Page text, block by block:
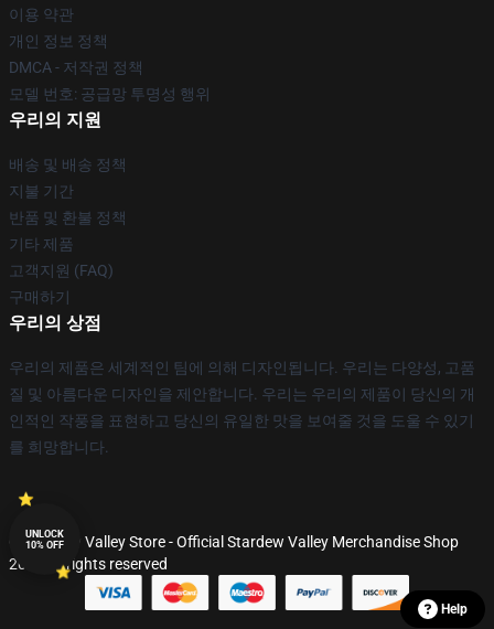
이용 약관
개인 정보 정책
DMCA - 저작권 정책
모델 번호: 공급망 투명성 행위
우리의 지원
배송 및 배송 정책
지불 기간
반품 및 환불 정책
기타 제품
고객지원 (FAQ)
구매하기
우리의 상점
우리의 제품은 세계적인 팀에 의해 디자인됩니다. 우리는 다양성, 고품
질 및 아름다운 디자인을 제안합니다. 우리는 우리의 제품이 당신의 개
인적인 작풍을 표현하고 당신의 유일한 맛을 보여줄 것을 도울 수 있기
를 희망합니다.
© Stardew Valley Store - Official Stardew Valley Merchandise Shop
2026 all rights reserved
Help
UNLOCK
10% OFF